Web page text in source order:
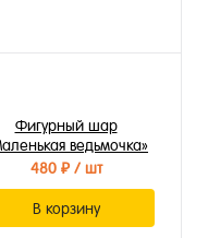
Фигурный шар
ведьмочка»
(99 см)
480 ₽/ шт
В корзину